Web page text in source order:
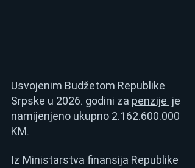
Usvojenim Budžetom Republike
Srpske u 2026. godini za penzije je
namijenjeno ukupno 2.162.600.000
KM.
Iz Ministarstva finansija Republike